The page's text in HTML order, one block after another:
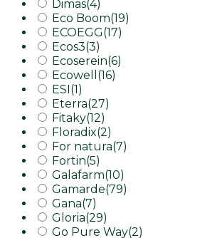
Dimas(4)
Eco Boom(19)
ECOEGG(17)
Ecos3(3)
Ecoserein(6)
Ecowell (16)
ESI(1)
Eterra(27)
Fitaky(12)
Floradix(2)
For natura(7)
Fortin(5)
Galafarm(10)
Gamarde(79)
Gana(7)
Gloria(29)
Go Pure Way(2)